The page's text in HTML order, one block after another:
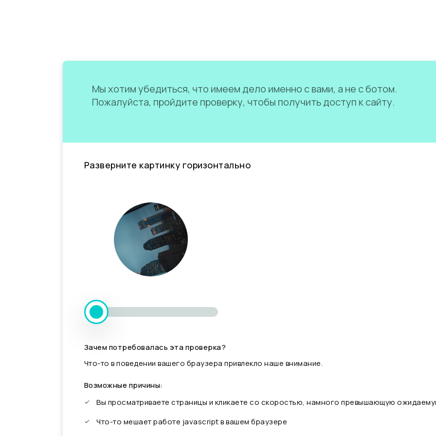
Мы хотим убедиться, что имеем дело именно с вами, а не с ботом.
Пожалуйста, пройдите проверку, чтобы получить доступ к сайту.
Разверните картинку горизонтально
Зачем потребовалась эта проверка?
Что-то в поведении вашего браузера привлекло наше внимание.
Возможные причины:
Вы просматриваете страницы и кликаете со скоростью, намного превышающую
Что-то мешает работе javascript в вашем браузере